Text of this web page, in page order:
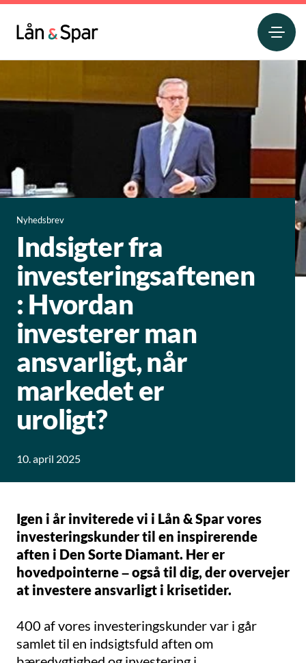
Nyhedsbrev
Indsigter fra
investeringsaftenen
: Hvordan
investerer man
ansvarligt, når
markedet er
uroligt?
10. april 2025
Igen i år inviterede vi i Lån & Spar vores
investeringskunder til en inspirerende
aften i Den Sorte Diamant. Her er
hovedpointerne – også til dig, der overvejer
at investere ansvarligt i krisetider.
400 af vores investeringskunder var i går
samlet til en indsigtsfuld aften om